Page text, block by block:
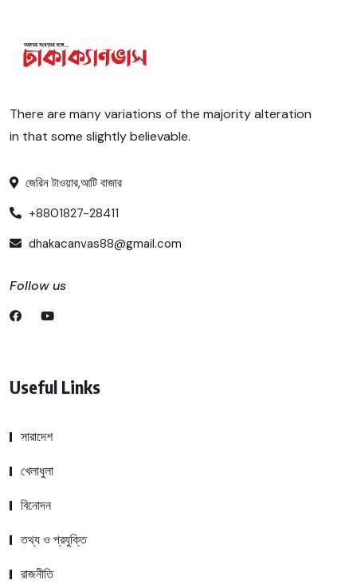
There are many variations of the majority alteration
in that some slightly believable.
জেরিন টাওয়ার,আটি বাজার
+8801827-28411
dhakacanvas88@gmail.com
Follow us
Useful Links
সারাদেশ
খেলাধুলা
বিনোদন
তথ্য ও প্রযুক্তি
রাজনীতি